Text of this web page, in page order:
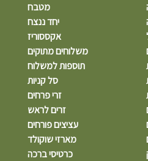
מטבח
יחד ננצח
אקססוריז
משלוחים מתוקים
תוספות למשלוח
סל קניות
זרי פרחים
זרים לראש
עציצים פורחים
מארזי שוקולד
כרטיסי ברכה